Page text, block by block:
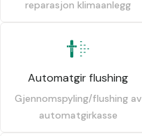
reparasjon klimaanlegg
Automatgir flushing
Gjennomspyling/flushing av
automatgirkasse